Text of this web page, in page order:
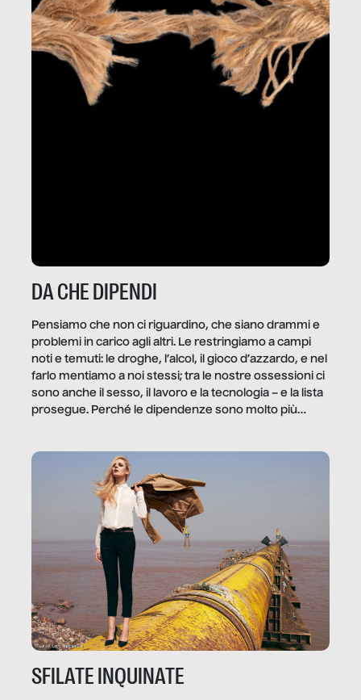
DA CHE DIPENDI
Pensiamo che non ci riguardino, che siano drammi e
problemi in carico agli altri. Le restringiamo a campi
noti e temuti: le droghe, l’alcol, il gioco d’azzardo, e nel
farlo mentiamo a noi stessi; tra le nostre ossessioni ci
sono anche il sesso, il lavoro e la tecnologia – e la lista
prosegue. Perché le dipendenze sono molto più
trae un guadagno. In questo reportage vediamo
quale e come.
SFILATE INQUINATE